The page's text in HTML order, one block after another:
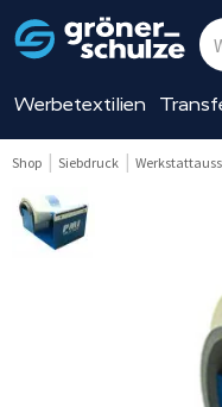
Werbetextilien
Shop Siebdruck